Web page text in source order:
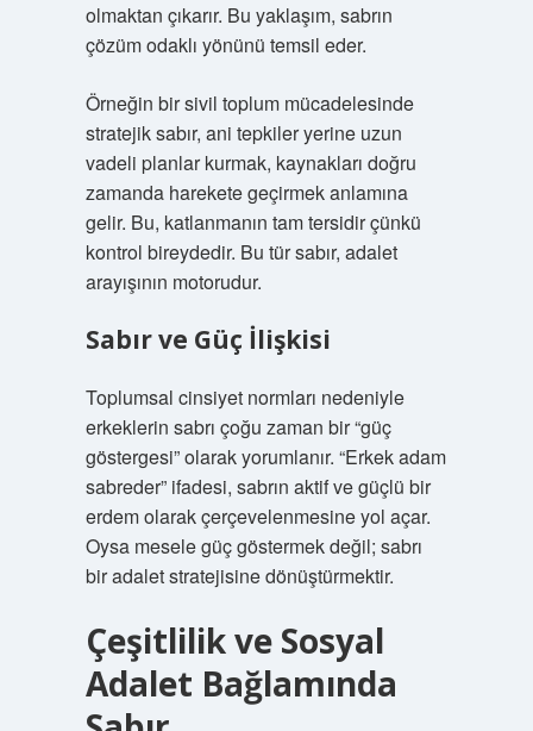
olmaktan çıkarır. Bu yaklaşım, sabrın
çözüm odaklı yönünü temsil eder.
Örneğin bir sivil toplum mücadelesinde
stratejik sabır, ani tepkiler yerine uzun
vadeli planlar kurmak, kaynakları doğru
zamanda harekete geçirmek anlamına
gelir. Bu, katlanmanın tam tersidir çünkü
kontrol bireydedir. Bu tür sabır, adalet
arayışının motorudur.
Sabır ve Güç İlişkisi
Toplumsal cinsiyet normları nedeniyle
erkeklerin sabrı çoğu zaman bir “güç
göstergesi” olarak yorumlanır. “Erkek adam
sabreder” ifadesi, sabrın aktif ve güçlü bir
erdem olarak çerçevelenmesine yol açar.
Oysa mesele güç göstermek değil; sabrı
bir adalet stratejisine dönüştürmektir.
Çeşitlilik ve Sosyal
Adalet Bağlamında